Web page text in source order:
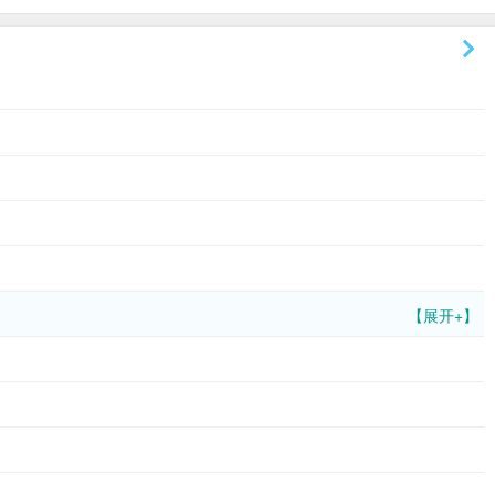
【展开+】